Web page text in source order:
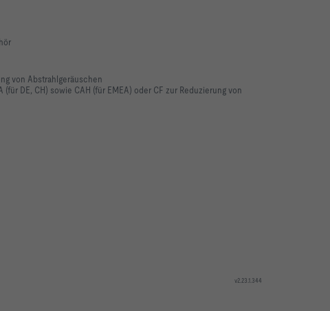
von Abstrahlgeräuschen
(für DE, CH) sowie CAH (für EMEA) oder CF zur Reduzierung von
v2.23.1.344